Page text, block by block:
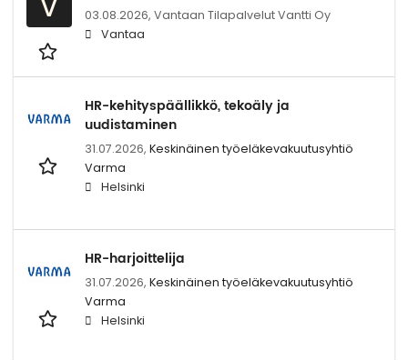
03.08.2026, Vantaan Tilapalvelut Vantti Oy
Vantaa
HR-kehityspäällikkö, tekoäly ja
uudistaminen
31.07.2026, Keskinäinen työeläkevakuutusyhtiö
Varma
Helsinki
HR-harjoittelija
31.07.2026, Keskinäinen työeläkevakuutusyhtiö
Varma
Helsinki